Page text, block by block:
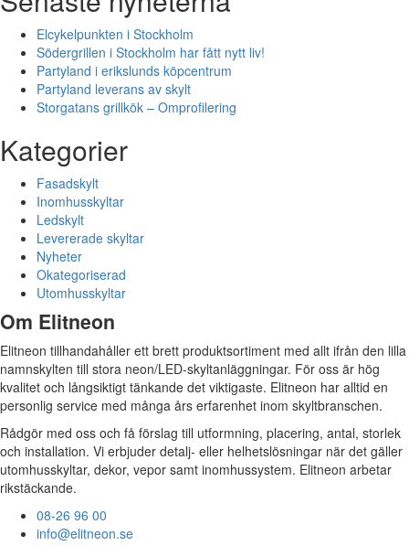
Elcykelpunkten i Stockholm
Södergrillen i Stockholm har fått nytt liv!
Partyland i erikslunds köpcentrum
Partyland leverans av skylt
Storgatans grillkök – Omprofilering
Kategorier
Fasadskylt
Inomhusskyltar
Ledskylt
Levererade skyltar
Nyheter
Okategoriserad
Utomhusskyltar
Om Elitneon
Elitneon tillhandahåller ett brett produktsortiment med allt ifrån den lilla
namnskylten till stora neon/LED-skyltanläggningar. För oss är hög
kvalitet och långsiktigt tänkande det viktigaste. Elitneon har alltid en
personlig service med många års erfarenhet inom skyltbranschen.
Rådgör med oss och få förslag till utformning, placering, antal, storlek
och installation. Vi erbjuder detalj- eller helhetslösningar när det gäller
utomhusskyltar, dekor, vepor samt inomhussystem. Elitneon arbetar
rikstäckande.
08-26 96 00
info@elitneon.se